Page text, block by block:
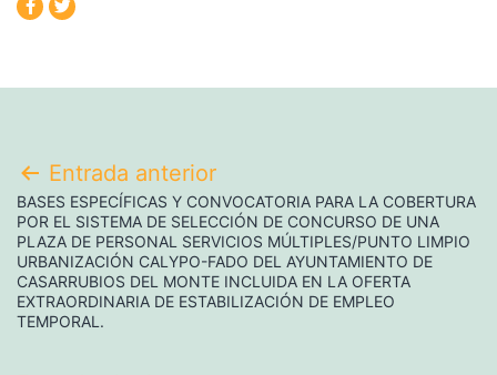
Entrada anterior
BASES ESPECÍFICAS Y CONVOCATORIA PARA LA COBERTURA
POR EL SISTEMA DE SELECCIÓN DE CONCURSO DE UNA
PLAZA DE PERSONAL SERVICIOS MÚLTIPLES/PUNTO LIMPIO
URBANIZACIÓN CALYPO-FADO DEL AYUNTAMIENTO DE
CASARRUBIOS DEL MONTE INCLUIDA EN LA OFERTA
EXTRAORDINARIA DE ESTABILIZACIÓN DE EMPLEO
TEMPORAL.